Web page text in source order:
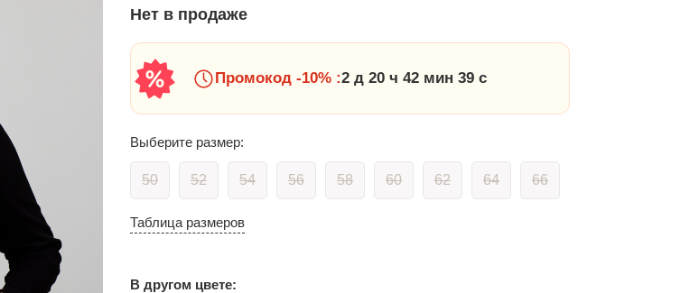
Нет в продаже
Промокод -10% :2 д 20 ч 42 мин 39 с
Выберите размер:
50 52 54 56 58 60 62 64 66
Таблица размеров
В другом цвете: